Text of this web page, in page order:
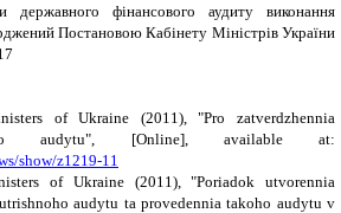
державного фінансового аудиту виконання
ПостановоюКабінету Міністрів України
of Ukraine (2011), "Pro zatverdzhennia
audytu", [Online], available at:
show/z1219-11
of Ukraine (2011), "Poriadok utvorennia
audytu ta provedennia takoho audytu v